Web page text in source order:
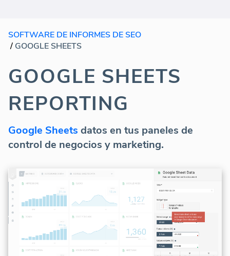
SOFTWARE DE INFORMES DE SEO
/ GOOGLE SHEETS
GOOGLE SHEETS
REPORTING
Google Sheets datos en tus paneles de
control de negocios y marketing.